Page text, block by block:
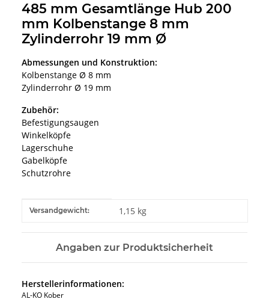
485 mm Gesamtlänge Hub 200
mm Kolbenstange 8 mm
Zylinderrohr 19 mm Ø
Abmessungen und Konstruktion:
Kolbenstange Ø 8 mm
Zylinderrohr Ø 19 mm
Zubehör:
Befestigungsaugen
Winkelköpfe
Lagerschuhe
Gabelköpfe
Schutzrohre
Produkteigenschaft
Wert
Versandgewicht: 1,15 kg
Angaben zur Produktsicherheit
Herstellerinformationen:
AL-KO Kober